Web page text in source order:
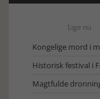
Lige nu
Kongelige mord i
Historisk festival i
Magtfulde